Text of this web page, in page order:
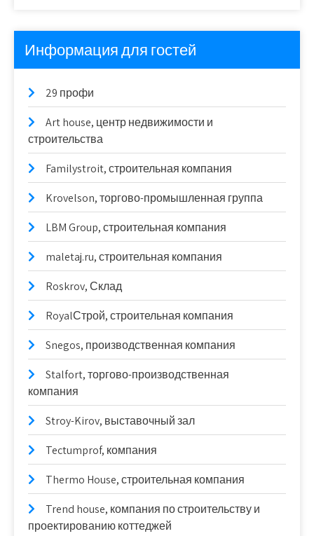
Информация для гостей
29 профи
Art house, центр недвижимости и
строительства
Familystroit, строительная компания
Krovelson, торгово-промышленная группа
LBM Group, строительная компания
maletaj.ru, строительная компания
Roskrov, Склад
RoyalСтрой, строительная компания
Snegos, производственная компания
Stalfort, торгово-производственная
компания
Stroy-Kirov, выставочный зал
Tectumprof, компания
Thermo House, строительная компания
Trend house, компания по строительству и
проектированию коттеджей